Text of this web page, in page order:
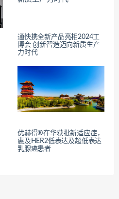
通快携全新产品亮相2024工
博会 创新智造迈向新质生产
力时代
优赫得®在华获批新适应症，
惠及HER2低表达及超低表达
乳腺癌患者